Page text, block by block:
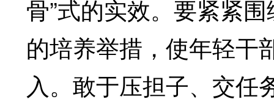
骨”式的实效。要紧紧
的培养举措，使年轻干
入。敢于压担子、交任